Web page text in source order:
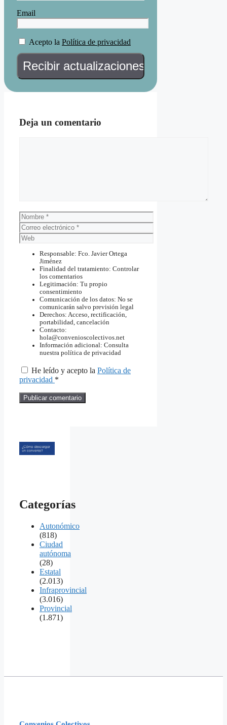
Email
Acepto la Política de privacidad
Deja un comentario
Nombre
Correo
electrónico
Web
Responsable: Fco. Javier Ortega
Jiménez
Finalidad del tratamiento: Controlar
los comentarios
Legitimación: Tu propio
consentimiento
Comunicación de los datos: No se
comunicarán salvo previsión legal
Derechos: Acceso, rectificación,
portabilidad, cancelación
Contacto:
hola@convenioscolectivos.net
Información adicional: Consulta
nuestra política de privacidad
He leído y acepto la Política de
privacidad *
Categorías
Autonómico
(818)
Ciudad
autónoma
(28)
Estatal
(2.013)
Infraprovincial
(3.016)
Provincial
(1.871)